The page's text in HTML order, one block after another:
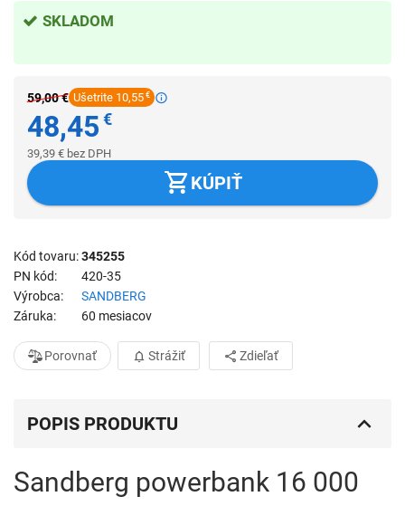
SKLADOM
59,00€ Ušetrite 10,55 €
48,45 €
39,39 € bez DPH
KÚPIŤ
Kód tovaru 345255
PN kód
420-35
Výrobca
SANDBERG
Záruka
60 mesiacov
Porovnať Strážiť Zdieľať
POPIS PRODUKTU
Sandberg powerbank 16 000